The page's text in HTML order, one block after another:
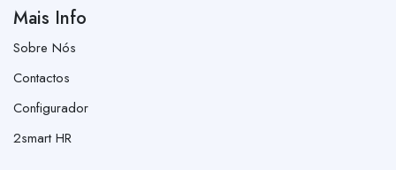
Mais Info
Sobre Nós
Contactos
Configurador
2smart HR